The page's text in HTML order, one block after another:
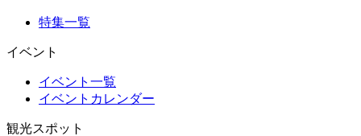
特集一覧
イベント
イベント一覧
イベントカレンダー
観光スポット